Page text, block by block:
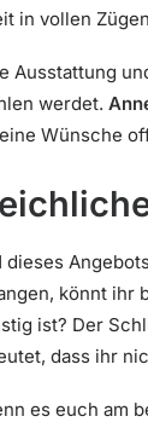
in vollen
Ausstattung
werdet.
Wünsche
dieses
könnt ihr
ist? Der
dass ihr
es euch am